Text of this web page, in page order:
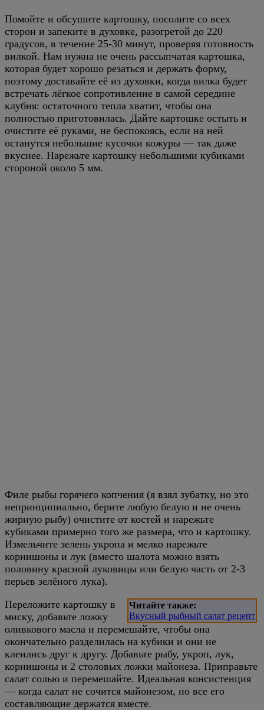
Помойте и обсушите картошку, посолите со всех
сторон и запеките в духовке, разогретой до 220
градусов, в течение 25-30 минут, проверяя готовность
вилкой. Нам нужна не очень рассыпчатая картошка,
которая будет хорошо резаться и держать форму,
поэтому доставайте её из духовки, когда вилка будет
встречать лёгкое сопротивление в самой середине
клубня: остаточного тепла хватит, чтобы она
полностью приготовилась. Дайте картошке остыть и
очистите её руками, не беспокоясь, если на ней
останутся небольшие кусочки кожуры — так даже
вкуснее. Нарежьте картошку небольшими кубиками
стороной около 5 мм.
Филе рыбы горячего копчения (я взял зубатку, но это
непринципиально, берите любую белую и не очень
жирную рыбу) очистите от костей и нарежьте
кубиками примерно того же размера, что и картошку.
Измельчите зелень укропа и мелко нарежьте
корнишоны и лук (вместо шалота можно взять
половину красной луковицы или белую часть от 2-3
перьев зелёного лука).
Читайте также:
Вкусный рыбный салат рецепт
Переложите картошку в
миску, добавьте ложку
оливкового масла и перемешайте, чтобы она
окончательно разделилась на кубики и они не
клеились друг к другу. Добавьте рыбу, укроп, лук,
корнишоны и 2 столовых ложки майонеза. Приправьте
салат солью и перемешайте. Идеальная консистенция
— когда салат не сочится майонезом, но все его
составляющие держатся вместе.